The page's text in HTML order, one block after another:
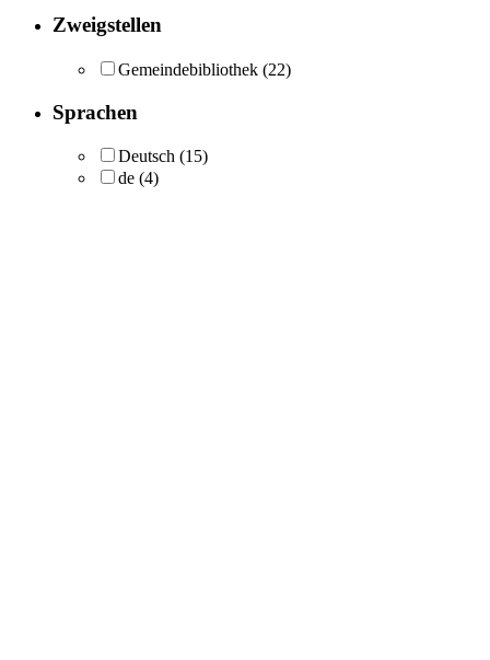
Zweigstellen
Gemeindebibliothek (22)
Sprachen
Deutsch (15)
de (4)